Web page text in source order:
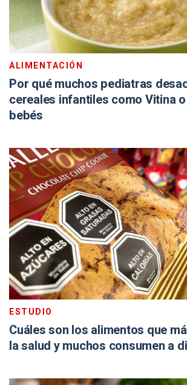
ALIMENTACIÓN
Por qué muchos pediatras
cereales infantiles como Vitina
bebés
ESTUDIO
Cuáles son los alimentos que
la salud y muchos consumen a